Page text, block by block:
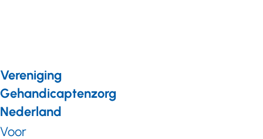
Vereniging
Gehandicaptenzorg
Nederland
Voor